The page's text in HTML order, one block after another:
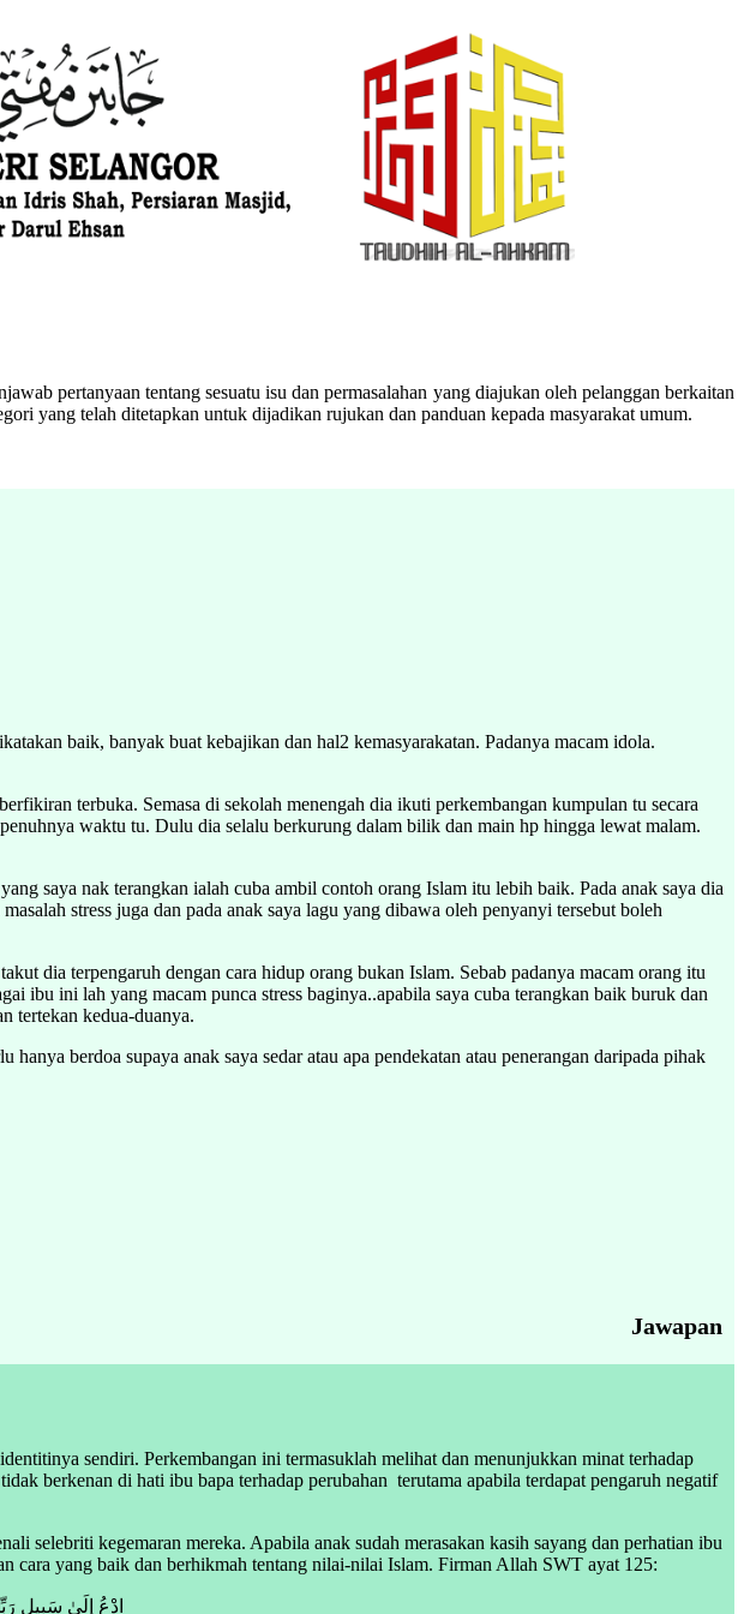
pertanyaan tentang sesuatu isu dan permasalahan yang diajukan oleh pelanggan berkaitan
yang telah ditetapkan untuk dijadikan rujukan dan panduan kepada masyarakat umum.
baik, banyak buat kebajikan dan hal2 kemasyarakatan. Padanya macam idola.
terbuka. Semasa di sekolah menengah dia ikuti perkembangan kumpulan tu secara
waktu tu. Dulu dia selalu berkurung dalam bilik dan main hp hingga lewat malam.
saya nak terangkan ialah cuba ambil contoh orang Islam itu lebih baik. Pada anak saya dia
stress juga dan pada anak saya lagu yang dibawa oleh penyanyi tersebut boleh
dia terpengaruh dengan cara hidup orang bukan Islam. Sebab padanya macam orang itu
ibu ini lah yang macam punca stress baginya..apabila saya cuba terangkan baik buruk dan
tertekan kedua-duanya.
berdoa supaya anak saya sedar atau apa pendekatan atau penerangan daripada pihak
Jawapan
sendiri. Perkembangan ini termasuklah melihat dan menunjukkan minat terhadap
berkenan di hati ibu bapa terhadap perubahan terutama apabila terdapat pengaruh negatif
selebriti kegemaran mereka. Apabila anak sudah merasakan kasih sayang dan perhatian ibu
cara yang baik dan berhikmah tentang nilai-nilai Islam. Firman Allah SWT ayat 125:
ادْعُ إِلَىٰ سَبِيلِ